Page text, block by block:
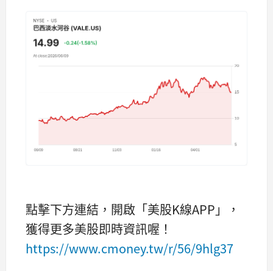
點擊下方連結，開啟「美股K線APP」，
獲得更多美股即時資訊喔！
https://www.cmoney.tw/r/56/9hlg37